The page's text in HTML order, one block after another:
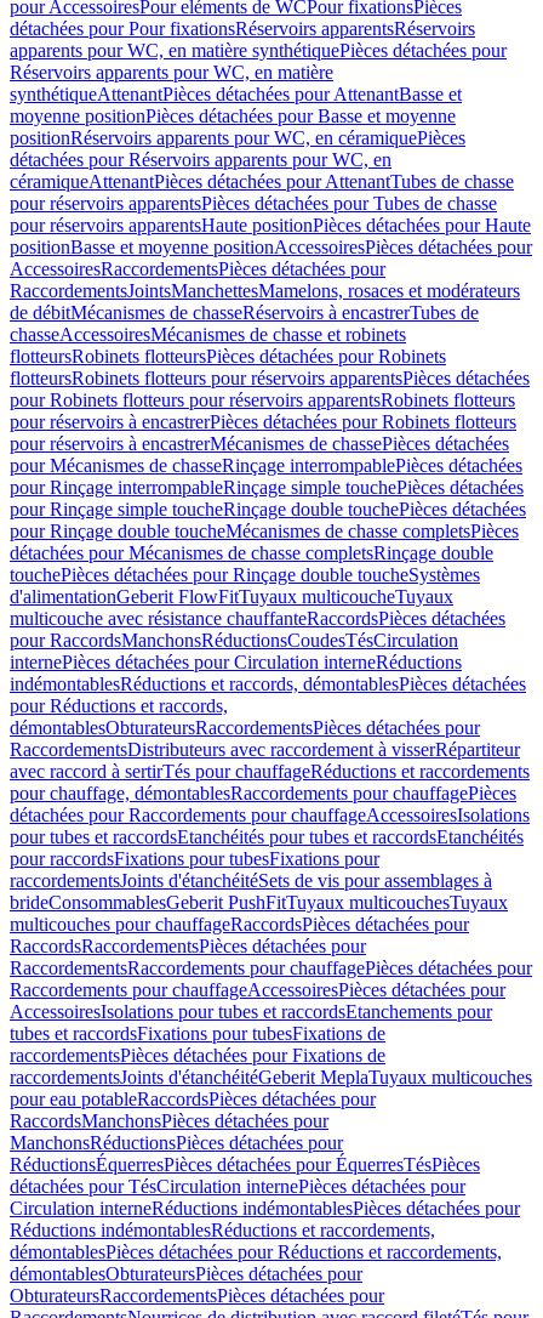
pour AccessoiresPour eléments de WCPour fixationsPièces
détachées pour Pour fixationsRéservoirs apparentsRéservoirs
apparents pour WC, en matière synthétiquePièces détachées pour
Réservoirs apparents pour WC, en matière
synthétiqueAttenantPièces détachées pour AttenantBasse et
moyenne positionPièces détachées pour Basse et moyenne
positionRéservoirs apparents pour WC, en céramiquePièces
détachées pour Réservoirs apparents pour WC, en
céramiqueAttenantPièces détachées pour AttenantTubes de chasse
pour réservoirs apparentsPièces détachées pour Tubes de chasse
pour réservoirs apparentsHaute positionPièces détachées pour Haute
positionBasse et moyenne positionAccessoiresPièces détachées pour
AccessoiresRaccordementsPièces détachées pour
RaccordementsJointsManchettesMamelons, rosaces et modérateurs
de débitMécanismes de chasseRéservoirs à encastrerTubes de
chasseAccessoiresMécanismes de chasse et robinets
flotteursRobinets flotteursPièces détachées pour Robinets
flotteursRobinets flotteurs pour réservoirs apparentsPièces détachées
pour Robinets flotteurs pour réservoirs apparentsRobinets flotteurs
pour réservoirs à encastrerPièces détachées pour Robinets flotteurs
pour réservoirs à encastrerMécanismes de chassePièces détachées
pour Mécanismes de chasseRinçage interrompablePièces détachées
pour Rinçage interrompableRinçage simple touchePièces détachées
pour Rinçage simple toucheRinçage double touchePièces détachées
pour Rinçage double toucheMécanismes de chasse completsPièces
détachées pour Mécanismes de chasse completsRinçage double
touchePièces détachées pour Rinçage double toucheSystèmes
d'alimentationGeberit FlowFitTuyaux multicoucheTuyaux
multicouche avec résistance chauffanteRaccordsPièces détachées
pour RaccordsManchonsRéductionsCoudesTésCirculation
internePièces détachées pour Circulation interneRéductions
indémontablesRéductions et raccords, démontablesPièces détachées
pour Réductions et raccords,
démontablesObturateursRaccordementsPièces détachées pour
RaccordementsDistributeurs avec raccordement à visserRépartiteur
avec raccord à sertirTés pour chauffageRéductions et raccordements
pour chauffage, démontablesRaccordements pour chauffagePièces
détachées pour Raccordements pour chauffageAccessoiresIsolations
pour tubes et raccordsEtanchéités pour tubes et raccordsEtanchéités
pour raccordsFixations pour tubesFixations pour
raccordementsJoints d'étanchéitéSets de vis pour assemblages à
brideConsommablesGeberit PushFitTuyaux multicouchesTuyaux
multicouches pour chauffageRaccordsPièces détachées pour
RaccordsRaccordementsPièces détachées pour
RaccordementsRaccordements pour chauffagePièces détachées pour
Raccordements pour chauffageAccessoiresPièces détachées pour
AccessoiresIsolations pour tubes et raccordsEtanchements pour
tubes et raccordsFixations pour tubesFixations de
raccordementsPièces détachées pour Fixations de
raccordementsJoints d'étanchéitéGeberit MeplaTuyaux multicouches
pour eau potableRaccordsPièces détachées pour
RaccordsManchonsPièces détachées pour
ManchonsRéductionsPièces détachées pour
RéductionsÉquerresPièces détachées pour ÉquerresTésPièces
détachées pour TésCirculation internePièces détachées pour
Circulation interneRéductions indémontablesPièces détachées pour
Réductions indémontablesRéductions et raccordements,
démontablesPièces détachées pour Réductions et raccordements,
démontablesObturateursPièces détachées pour
ObturateursRaccordementsPièces détachées pour